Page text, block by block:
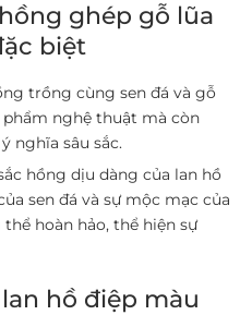
ghép gỗ lũa
biệt
trồng cùng sen đá và gỗ
nghệ thuật mà còn
nghĩa sâu sắc.
hồng dịu dàng của lan hồ
sen đá và sự mộc mạc của
hoàn hảo, thể hiện sự
hồ điệp màu